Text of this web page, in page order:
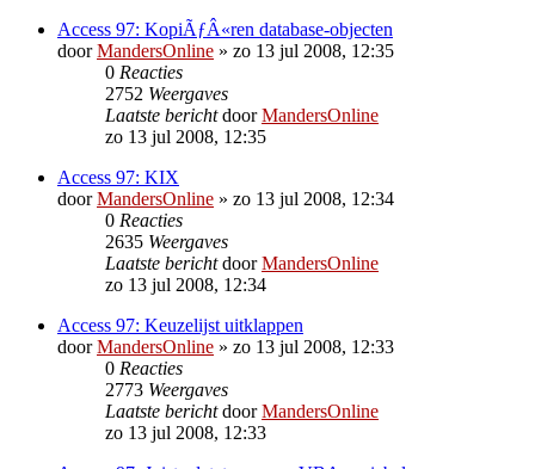
Access 97: KopiÃƒÂ«ren database-objecten
doorMandersOnline » zo 13 jul 2008, 12:35
0 Reacties
2752 Weergaves
Laatste berichtdoorMandersOnline
zo 13 jul 2008, 12:35
Access 97: KIX
doorMandersOnline » zo 13 jul 2008, 12:34
0 Reacties
2635 Weergaves
Laatste berichtdoorMandersOnline
zo 13 jul 2008, 12:34
Access 97: Keuzelijst uitklappen
doorMandersOnline » zo 13 jul 2008, 12:33
0 Reacties
2773 Weergaves
Laatste berichtdoorMandersOnline
zo 13 jul 2008, 12:33